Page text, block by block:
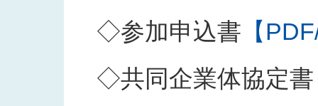
◇参加申込書 【
◇共同企業体協定書